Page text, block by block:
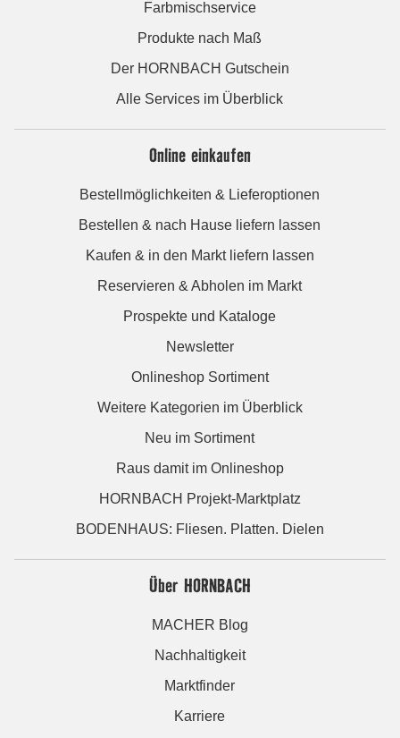
Farbmischservice
Produkte nach Maß
Der HORNBACH Gutschein
Alle Services im Überblick
Online einkaufen
Bestellmöglichkeiten & Lieferoptionen
Bestellen & nach Hause liefern lassen
Kaufen & in den Markt liefern lassen
Reservieren & Abholen im Markt
Prospekte und Kataloge
Newsletter
Onlineshop Sortiment
Weitere Kategorien im Überblick
Neu im Sortiment
Raus damit im Onlineshop
HORNBACH Projekt-Marktplatz
BODENHAUS: Fliesen. Platten. Dielen
Über HORNBACH
MACHER Blog
Nachhaltigkeit
Marktfinder
Karriere